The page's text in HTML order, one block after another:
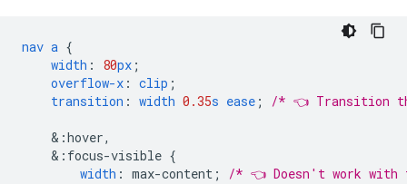
nav a {
width : 80px ;
overflow-x : clip ;
transition : width 0.35s ease ; /* 👈 Transition
& :hover,
& :focus-visible {
width : max-content ;
/* 👈 Doesn't work